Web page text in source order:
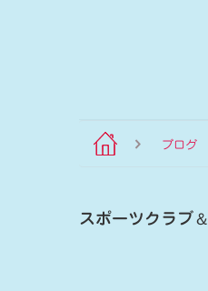
ブログ
スポーツクラブ＆